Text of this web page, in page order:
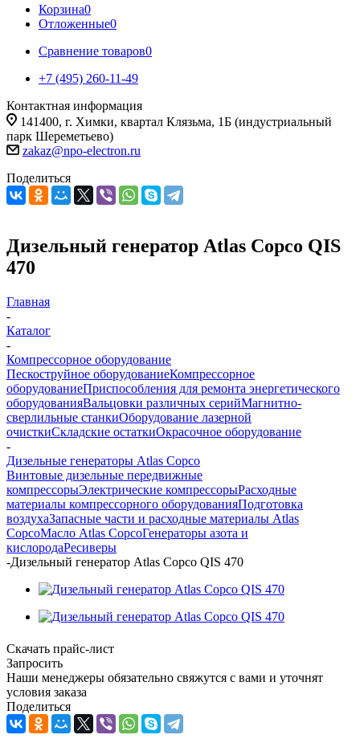
Корзина0
Отложенные0
Сравнение товаров0
+7 (495) 260-11-49
Контактная информация
141400, г. Химки, квартал Клязьма, 1Б (индустриальный
парк Шереметьево)
zakaz@npo-electron.ru
Поделиться
Дизельный генератор Atlas Copco QIS
470
Главная
-
Каталог
-
Компрессорное оборудование
Пескоструйное оборудованиеКомпрессорное
оборудованиеПриспособления для ремонта энергетического
оборудованияВальцовки различных серийМагнитно-
сверлильные станкиОборудование лазерной
очисткиСкладские остаткиОкрасочное оборудование
-
Дизельные генераторы Atlas Copco
Винтовые дизельные передвижные
компрессорыЭлектрические компрессорыРасходные
материалы компрессорного оборудованияПодготовка
воздухаЗапасные части и расходные материалы Atlas
CopcoМасло Atlas CopcoГенераторы азота и
кислородаРесиверы
-Дизельный генератор Atlas Copco QIS 470
Скачать прайс-лист
Запросить
Наши менеджеры обязательно свяжутся с вами и уточнят
условия заказа
Поделиться